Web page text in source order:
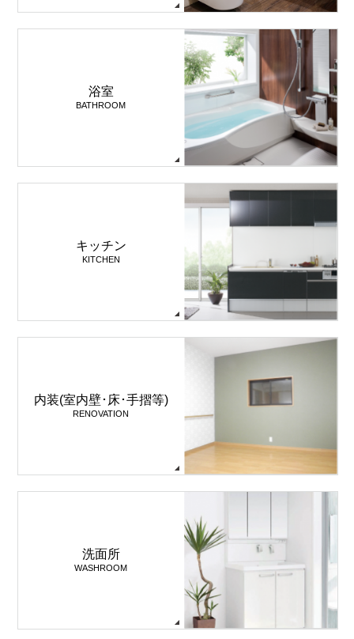
浴室
BATHROOM
キッチン
KITCHEN
内装(室内壁･床･手摺等)
RENOVATION
洗面所
WASHROOM